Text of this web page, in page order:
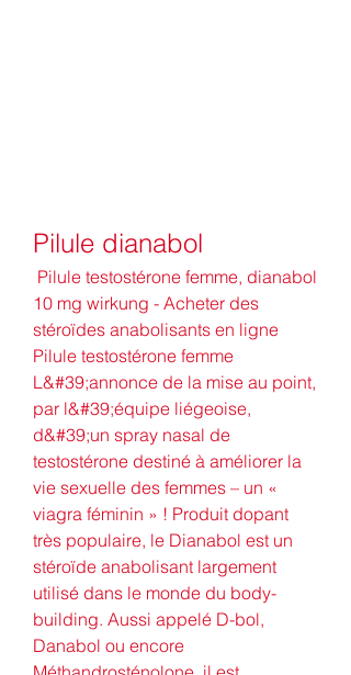
Pilule dianabol
10 mg wirkung - Acheter des
stéroïdes anabolisants en ligne
Pilule testostérone femme
L&#39;annonce de la mise au point,
par l&#39;équipe liégeoise,
d&#39;un spray nasal de
testostérone destiné à améliorer la
vie sexuelle des femmes – un «
viagra féminin » ! Produit dopant
très populaire, le Dianabol est un
stéroïde anabolisant largement
utilisé dans le monde du body-
building. Aussi appelé D-bol,
Danabol ou encore